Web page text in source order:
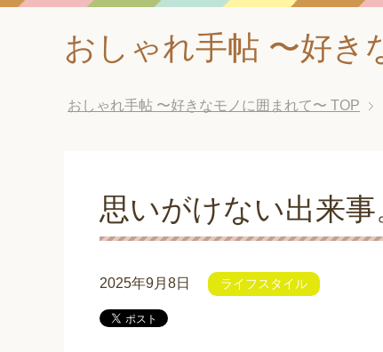
おしゃれ手帖 〜好き
おしゃれ手帖 〜好きなモノに囲まれて〜 TOP
思いがけない出来事
2025年9月8日 ライフスタイル